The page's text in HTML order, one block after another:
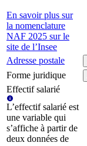
En savoir plus sur
la nomenclature
NAF 2025 sur le
site de l’Insee
Adresse postale
Forme juridique
Effectif salarié
L’effectif salarié est
une variable qui
s’affiche à partir de
deux données de